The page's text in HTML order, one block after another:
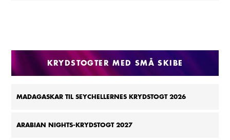
KRYDSTOGTER MED SMÅ SKIBE
MADAGASKAR TIL SEYCHELLERNES KRYDSTOGT 2026
ARABIAN NIGHTS-KRYDSTOGT 2027